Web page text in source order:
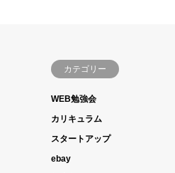
カテゴリー
WEB勉強会
カリキュラム
スタートアップ
ebay